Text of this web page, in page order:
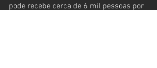
pode recebe cerca de 6 mil pessoas por